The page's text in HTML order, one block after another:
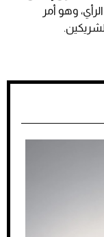
وهو أمر